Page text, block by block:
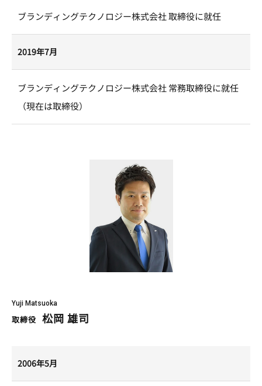
ブランディングテクノロジー株式会社 取締役に就任
2019年7月
ブランディングテクノロジー株式会社 常務取締役に就任
（現在は取締役）
Yuji Matsuoka
取締役 松岡 雄司
2006年5月